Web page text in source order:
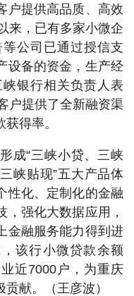
户提供高品质、高效
来，已有多家小微企
公司已通过授信支
设备的资金，生产经
银行相关负责人表
户提供了全新融资渠
得率。
成“三峡小贷、三峡
峡贴现”五大产品体
性化、定制化的金融
，强化大数据应用，
金融服务能力得到进
该行小微贷款余额
近7000户，为重庆
献。（王彦波）